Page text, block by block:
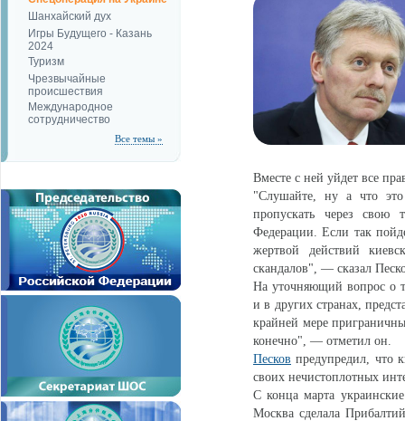
Шанхайский дух
Игры Будущего - Казань
2024
Туризм
Чрезвычайные
происшествия
Международное
сотрудничество
Все темы »
Вместе с ней уйдет все
"Слушайте, ну а что
пропускать через свою
Федерации. Если так
жертвой действий
скандалов", — сказал
На уточняющий вопрос о
и в других странах,
крайней мере
конечно", — отметил он.
Песков предупредил, что
своих нечистоплотных
С конца марта
Москва сделала